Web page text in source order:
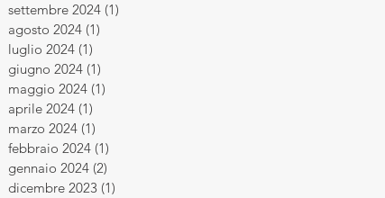
settembre 2024 (1)
agosto 2024 (1)
luglio 2024 (1)
giugno 2024 (1)
maggio 2024 (1)
aprile 2024 (1)
marzo 2024 (1)
febbraio 2024 (1)
gennaio 2024 (2)
dicembre 2023 (1)